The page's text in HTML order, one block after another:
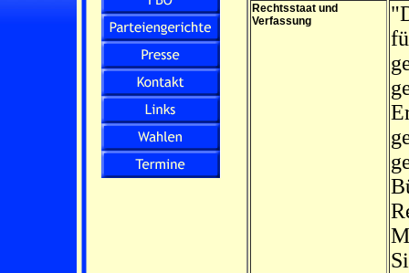
Rechtsstaat und
Verfassung